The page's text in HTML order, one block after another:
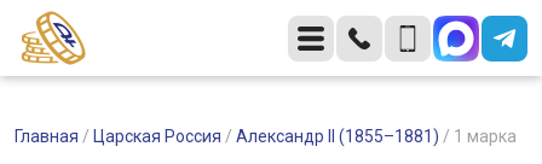
Главная / Царская Россия / Александр II (1855–1881) / 1 марка